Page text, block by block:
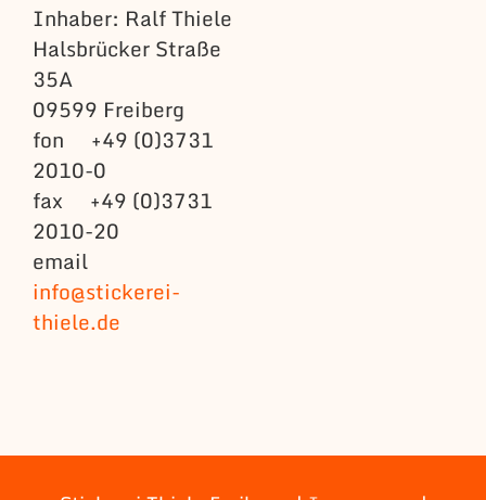
Inhaber: Ralf Thiele
Halsbrücker Straße
35A
09599 Freiberg
fon +49 (0)3731
2010-0
fax +49 (0)3731
2010-20
email
info@stickerei-
thiele.de